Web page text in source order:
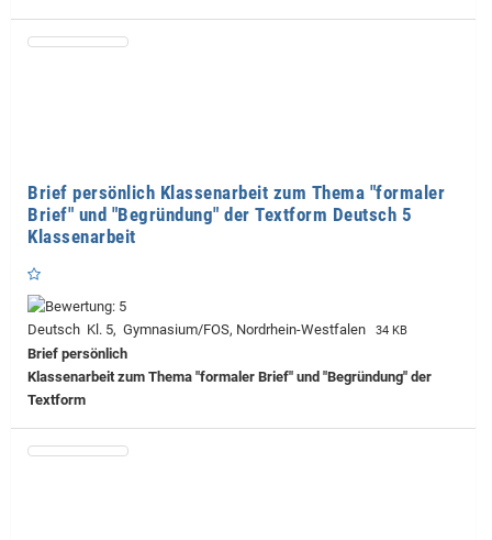
Brief persönlich Klassenarbeit zum Thema "formaler
Brief" und "Begründung" der Textform Deutsch 5
Klassenarbeit
Deutsch Kl. 5, Gymnasium/FOS, Nordrhein-Westfalen 34 KB
Brief persönlich
Klassenarbeit zum Thema "formaler Brief" und "Begründung" der
Textform